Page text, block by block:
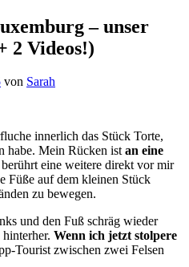
– unser
2 Videos!)
von Sarah
innerlich das Stück Torte,
habe. Mein Rücken istan eine
eine weitere direkt vor mir
Füße auf dem kleinen Stück
zu bewegen.
und den Fuß schräg wieder
Wenn ich jetzt stolpere
Tourist zwischen zwei Felsen